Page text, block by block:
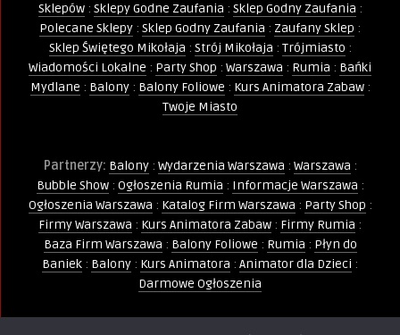
Sklepów: Sklepy Godne Zaufania : Sklep Godny Zaufania :
Polecane Sklepy : Sklep Godny Zaufania : Zaufany Sklep :
Sklep Świętego Mikołaja : Strój Mikołaja : Trójmiasto :
Wiadomości Lokalne : Party Shop : Warszawa : Rumia : Bańki
Mydlane : Balony: Balony Foliowe : Kurs Animatora Zabaw:
Twoje Miasto
Partnerzy: Balony: Wydarzenia Warszawa : Warszawa :
Bubble Show: Ogłoszenia Rumia : Informacje Warszawa :
Ogłoszenia Warszawa : Katalog Firm Warszawa : Party Shop :
Firmy Warszawa : Kurs Animatora Zabaw : Firmy Rumia :
Baza Firm Warszawa : Balony Foliowe : Rumia : Płyn do
Baniek : Balony : Kurs Animatora : Animator dla Dzieci :
Darmowe Ogłoszenia